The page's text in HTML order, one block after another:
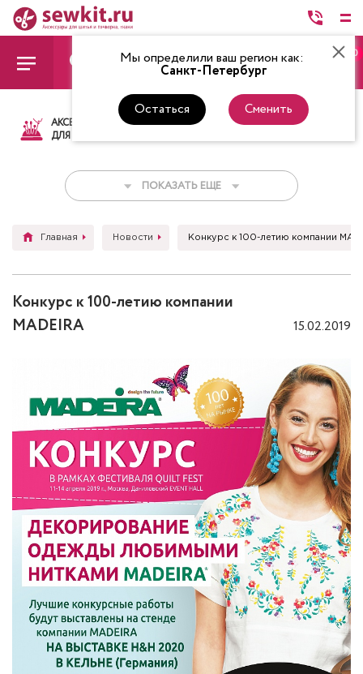
Мы определили ваш регион как:
Санкт-Петербург
Остаться Сменить
0
АКСЕССУАРЫ
ДЛЯ ШИТЬЯ
ТКАНИ НИТКИ
ПОКАЗАТЬ ЕЩЕ
Главная Новости Конкурс к 100-летию компании
Конкурс к 100-летию компании
MADEIRA
15.02.2019